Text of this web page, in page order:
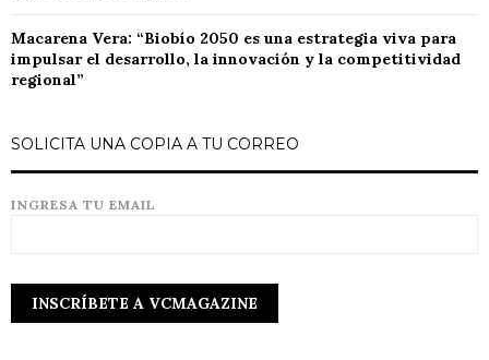
Macarena Vera: “Biobío 2050 es una estrategia viva para
impulsar el desarrollo, la innovación y la competitividad
regional”
SOLICITA UNA COPIA A TU CORREO
INGRESA TU EMAIL